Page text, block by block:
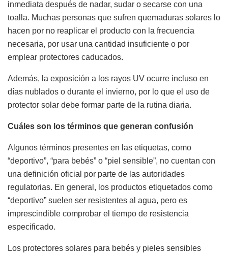
inmediata después de nadar, sudar o secarse con una
toalla. Muchas personas que sufren quemaduras solares lo
hacen por no reaplicar el producto con la frecuencia
necesaria, por usar una cantidad insuficiente o por
emplear protectores caducados.
Además, la exposición a los rayos UV ocurre incluso en
días nublados o durante el invierno, por lo que el uso de
protector solar debe formar parte de la rutina diaria.
Cuáles son los términos que generan confusión
Algunos términos presentes en las etiquetas, como
“deportivo”, “para bebés” o “piel sensible”, no cuentan con
una definición oficial por parte de las autoridades
regulatorias. En general, los productos etiquetados como
“deportivo” suelen ser resistentes al agua, pero es
imprescindible comprobar el tiempo de resistencia
especificado.
Los protectores solares para bebés y pieles sensibles